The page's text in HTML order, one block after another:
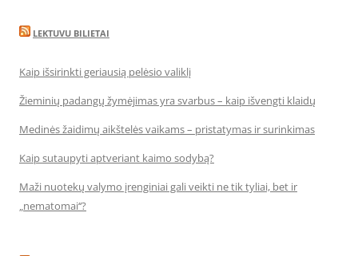
LEKTUVU BILIETAI
Kaip išsirinkti geriausią pelėsio valiklį
Žieminių padangų žymėjimas yra svarbus – kaip išvengti klaidų
Medinės žaidimų aikštelės vaikams – pristatymas ir surinkimas
Kaip sutaupyti aptveriant kaimo sodybą?
Maži nuotekų valymo įrenginiai gali veikti ne tik tyliai, bet ir
„nematomai‘‘?